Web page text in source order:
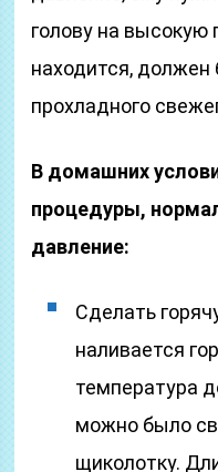
голову на высокую
находится,
прохладного
В домашних
процедуры,
давление:
Сделать
наливается
температура
можно было
щиколотку.